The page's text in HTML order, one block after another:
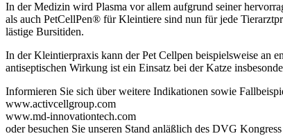
In der Medizin wird Plasma vor allem aufgrund seiner
als auch PetCellPen® für Kleintiere sind nun für jede
lästige Bursitiden.
In der Kleintierpraxis kann der Pet Cellpen beispielsweise an
antiseptischen Wirkung ist ein Einsatz bei der Katze
Informieren Sie sich über weitere Indikationen sowie
www.activcellgroup.com
www.md-innovationtech.com
oder besuchen Sie unseren Stand anläßlich des DVG